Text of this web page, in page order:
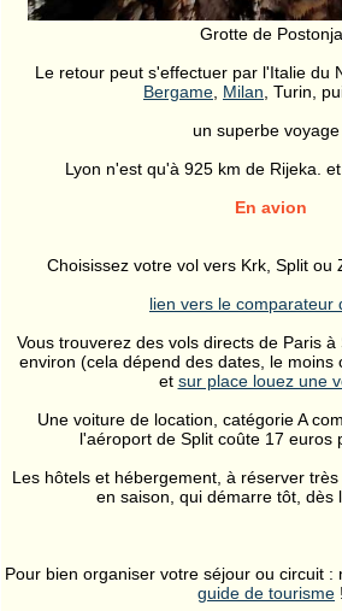
Grotte de Postonja
Le retour peut s'effectuer par l'Italie du
Bergame, Milan, Turin,
un superbe voyage
Lyon n'est qu'à 925 km de Rijeka.
En avion
Choisissez votre vol vers Krk, Split ou
lien vers le comparateur
Vous trouverez des vols directs de Paris
environ (cela dépend des dates, le moins
et sur place louez une
Une voiture de location, catégorie A
l'aéroport de Split coûte 17 euros
Les hôtels et hébergement, à réserver
en saison, qui démarre tôt, dès
Pour bien organiser votre séjour ou circuit :
guide de tourisme !